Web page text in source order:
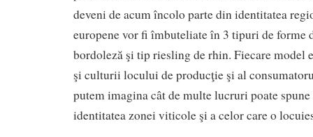
deveni de acum încolo parte din identitatea
europene vor fi îmbuteliate în 3 tipuri de forme
bordoleză şi tip riesling de rhin. Fiecare model
şi culturii locului de producţie şi al
putem imagina cât de multe lucruri poate
identitatea zonei viticole şi a celor care o